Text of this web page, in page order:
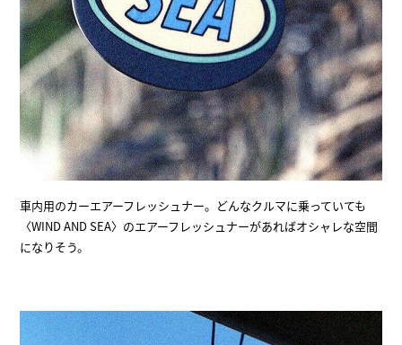
車内用のカーエアーフレッシュナー。どんなクルマに乗っていても
〈WIND AND SEA〉のエアーフレッシュナーがあればオシャレな空間
になりそう。